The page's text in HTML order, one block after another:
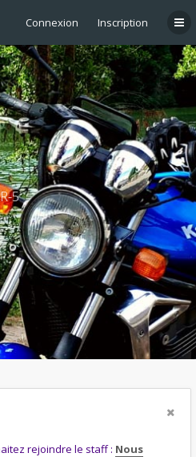
Connexion Inscription
5
rejoindre le staff : Nous